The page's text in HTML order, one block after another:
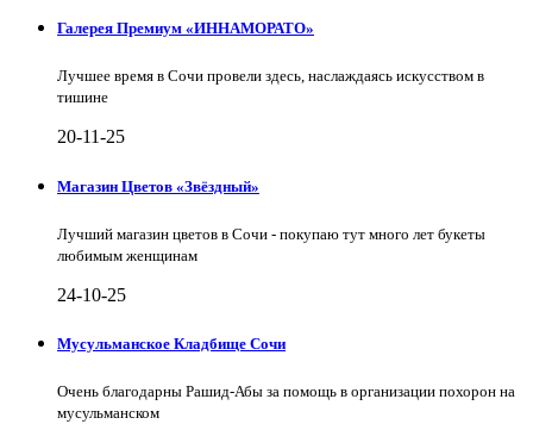
Галерея Премиум «ИННАМОРАТО»
Лучшее время в Сочи провели здесь, наслаждаясь искусством в
тишине
20-11-25
Магазин Цветов «Звёздный»
Лучший магазин цветов в Сочи - покупаю тут много лет букеты
любимым женщинам
24-10-25
Мусульманское Кладбище Сочи
Очень благодарны Рашид-Абы за помощь в организации похорон на
мусульманском